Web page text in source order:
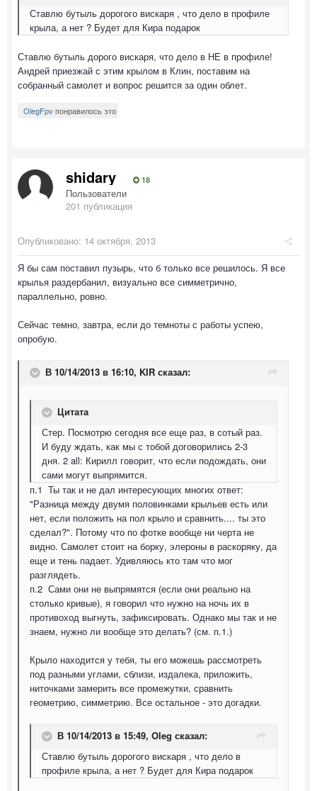
Ставлю бутыль дорогого вискаря , что дело в профиле
крыла, а нет ? Будет для Кира подарок
Ставлю бутыль дорого вискаря, что дело в НЕ в профиле!
Андрей приезжай с этим крылом в Клин, поставим на
собранный самолет и вопрос решится за один облет.
OlegFpvпонравилось это
shidary 18
Пользователи
201 публикация
Опубликовано: 14 октября, 2013
Я бы сам поставил пузырь, что б только все решилось. Я все
крылья раздербанил, визуально все симметрично,
параллельно, ровно.
Сейчас темно, завтра, если до темноты с работы успею,
опробую.
В 10/14/2013 в 16:10, KIR сказал:
Цитата
Стер. Посмотрю сегодня все еще раз, в сотый раз.
И буду ждать, как мы с тобой договорились 2-3
дня. 2 all: Кирилл говорит, что если подождать, они
сами могут выпрямится.
п.1 Ты так и не дал интересующих многих ответ:
"Разница между двумя половинками крыльев есть или
нет, если положить на пол крыло и сравнить.... ты это
сделал?". Потому что по фотке вообще ни черта не
видно. Самолет стоит на борку, элероны в раскоряку, да
еще и тень падает. Удивляюсь кто там что мог
разглядеть.
п.2 Сами они не выпрямятся (если они реально на
столько кривые), я говорил что нужно на ночь их в
противоход выгнуть, зафиксировать. Однако мы так и не
знаем, нужно ли вообще это делать? (см. п.1.)
Крыло находится у тебя, ты его можешь рассмотреть
под разными углами, сблизи, издалека, приложить,
ниточками замерить все промежутки, сравнить
геометрию, симметрию. Все остальное - это догадки.
В 10/14/2013 в 15:49, Oleg сказал:
Ставлю бутыль дорогого вискаря , что дело в
профиле крыла, а нет ? Будет для Кира подарок